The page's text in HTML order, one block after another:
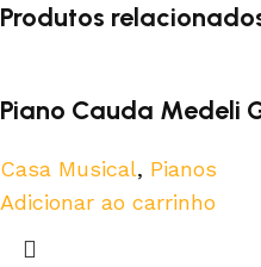
Produtos
Piano Cauda Medeli
Casa Musical, Pianos
Adicionar ao carrinho